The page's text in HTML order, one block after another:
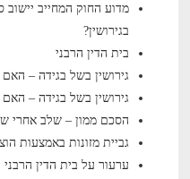
מדוע החוק המחייב יישוב
בגירושין?
בית הדין הרבני
גירושין בשל בגידה – האם
גירושין בשל בגידה – האם
הסכם ממון – שלב אחרי
גביית מזונות באמצעות
ערעור על בית הדין הרבני